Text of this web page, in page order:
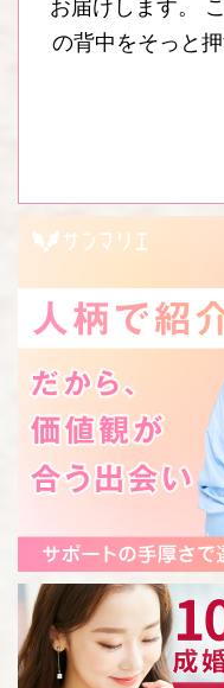
お届けします。
の背中をそっと